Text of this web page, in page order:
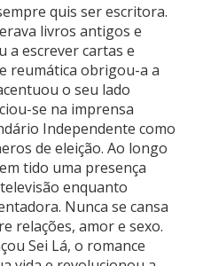
quis ser escritora.
livros antigos e
a escrever cartas e
reumática obrigou-a a
o seu lado
se na imprensa
Independente como
de eleição. Ao longo
tido uma presença
enquanto
Nunca se cansa
relações, amor e sexo.
Sei Lá, o romance